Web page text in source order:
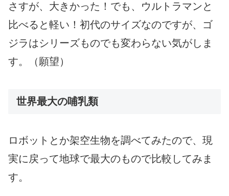
さすが、大きかった！でも、ウルトラマンと
比べると軽い！初代のサイズなのですが、ゴ
ジラはシリーズものでも変わらない気がしま
す。（願望）
世界最大の哺乳類
ロボットとか架空生物を調べてみたので、現
実に戻って地球で最大のもので比較してみま
す。